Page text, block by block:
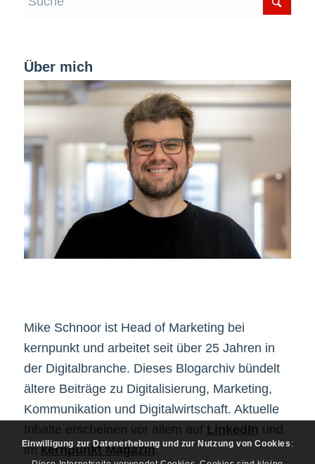
Über mich
Mike Schnoor ist Head of Marketing bei
kernpunkt und arbeitet seit über 25 Jahren in
der Digitalbranche. Dieses Blogarchiv bündelt
ältere Beiträge zu Digitalisierung, Marketing,
Kommunikation und Digitalwirtschaft. Aktuelle
Inhalte erscheinen vor allem auf LinkedIn und
imkernpunkt Magazin.
Einwilligung zur Datenerhebung und zur Nutzung von Cookies :